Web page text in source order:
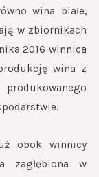
wina białe,
w zbiornikach
2016 winnica
wina z
produkowanego
obok winnicy
zagłębiona w